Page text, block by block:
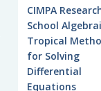
CIMPA
School
Tropical
for Solving
Differential
Equations